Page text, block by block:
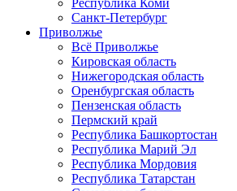
Республика Коми
Санкт-Петербург
Приволжье
Всё Приволжье
Кировская область
Нижегородская область
Оренбургская область
Пензенская область
Пермский край
Республика Башкортостан
Республика Марий Эл
Республика Мордовия
Республика Татарстан